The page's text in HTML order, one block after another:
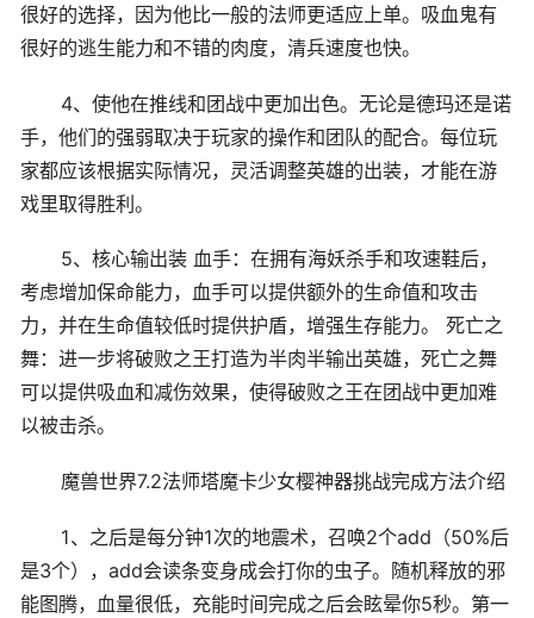
很好的选择，因为他比一般的法师更适应上单。吸血鬼有
很好的逃生能力和不错的肉度，清兵速度也快。
4、使他在推线和团战中更加出色。无论是德玛还是诺
手，他们的强弱取决于玩家的操作和团队的配合。每位玩
家都应该根据实际情况，灵活调整英雄的出装，才能在游
戏里取得胜利。
5、核心输出装 血手：在拥有海妖杀手和攻速鞋后，
考虑增加保命能力，血手可以提供额外的生命值和攻击
力，并在生命值较低时提供护盾，增强生存能力。 死亡之
舞：进一步将破败之王打造为半肉半输出英雄，死亡之舞
可以提供吸血和减伤效果，使得破败之王在团战中更加难
以被击杀。
魔兽世界7.2法师塔魔卡少女樱神器挑战完成方法介绍
1、之后是每分钟1次的地震术，召唤2个add（50%后
是3个），add会读条变身成会打你的虫子。随机释放的邪
能图腾，血量很低，充能时间完成之后会眩晕你5秒。第一